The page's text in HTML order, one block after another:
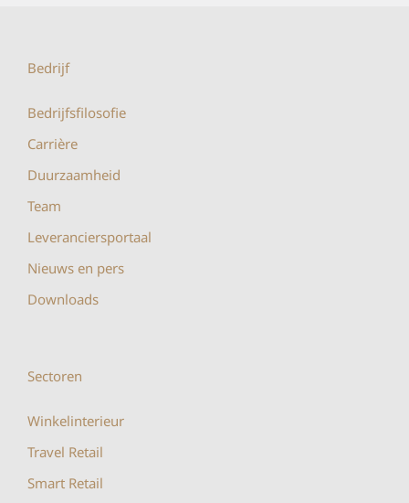
Bedrijf
Bedrijfsfilosofie
Carrière
Duurzaamheid
Team
Leveranciersportaal
Nieuws en pers
Downloads
Sectoren
Winkelinterieur
Travel Retail
Smart Retail